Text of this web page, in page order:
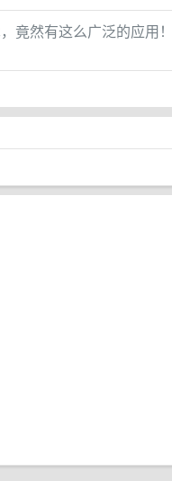
竟然有这么广泛的应用